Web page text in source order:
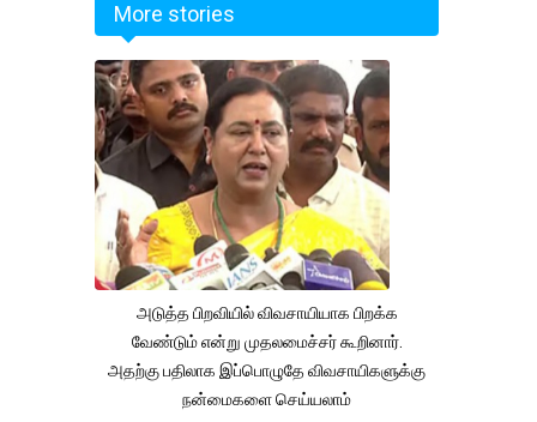
More stories
அடுத்த பிறவியில் விவசாயியாக பிறக்க
வேண்டும் என்று முதலமைச்சர் கூறினார்.
அதற்கு பதிலாக இப்பொழுதே விவசாயிகளுக்கு
நன்மைகளை செய்யலாம்